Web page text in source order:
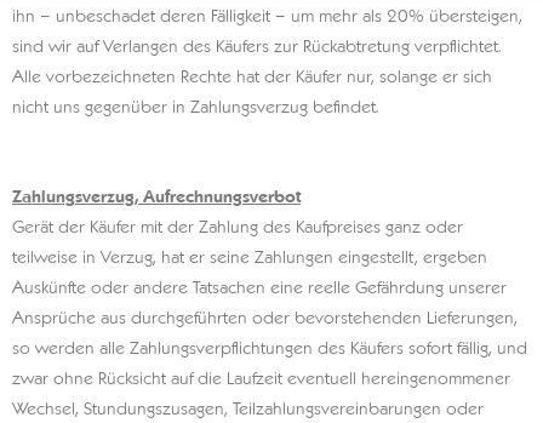
ihn – unbeschadet deren Fälligkeit – um mehr als 20% übersteigen,
sind wir auf Verlangen des Käufers zur Rückabtretung verpflichtet.
Alle vorbezeichneten Rechte hat der Käufer nur, solange er sich
nicht uns gegenüber in Zahlungsverzug befindet.
Zahlungsverzug, Aufrechnungsverbot
Gerät der Käufer mit der Zahlung des Kaufpreises ganz oder
teilweise in Verzug, hat er seine Zahlungen eingestellt, ergeben
Auskünfte oder andere Tatsachen eine reelle Gefährdung unserer
Ansprüche aus durchgeführten oder bevorstehenden Lieferungen,
so werden alle Zahlungsverpflichtungen des Käufers sofort fällig, und
zwar ohne Rücksicht auf die Laufzeit eventuell hereingenommener
Wechsel, Stundungszusagen, Teilzahlungsvereinbarungen oder